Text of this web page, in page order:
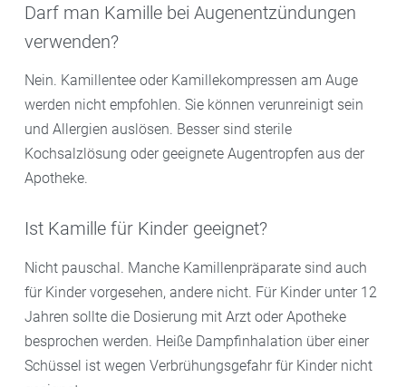
Darf man Kamille bei Augenentzündungen
verwenden?
Nein. Kamillentee oder Kamillekompressen am Auge
werden nicht empfohlen. Sie können verunreinigt sein
und Allergien auslösen. Besser sind sterile
Kochsalzlösung oder geeignete Augentropfen aus der
Apotheke.
Ist Kamille für Kinder geeignet?
Nicht pauschal. Manche Kamillenpräparate sind auch
für Kinder vorgesehen, andere nicht. Für Kinder unter 12
Jahren sollte die Dosierung mit Arzt oder Apotheke
besprochen werden. Heiße Dampfinhalation über einer
Schüssel ist wegen Verbrühungsgefahr für Kinder nicht